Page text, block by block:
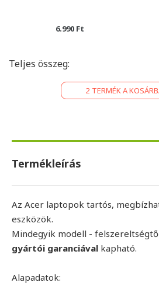
6.990 Ft
Teljes összeg:
2 TERMÉK A
Termékleírás
Az Acer laptopok tartós,
eszközök.
Mindegyik modell -
gyártói garanciával kapható.
Alapadatok: